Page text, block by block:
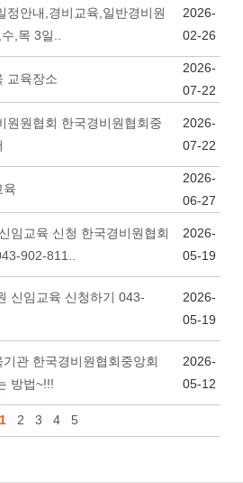
정안내,경비교육,일반경비원
,목 3일..
2026-
02-26
교육장소
2026-
07-22
원원협회 한국경비원협회중
2026-
07-22
육
2026-
06-27
임교육 신청 한국경비원협회
902-811..
2026-
05-19
신임교육 신청하기 043-
2026-
05-19
관 한국경비원협회중앙회
방법~!!!
2026-
05-12
1 2 3 4 5